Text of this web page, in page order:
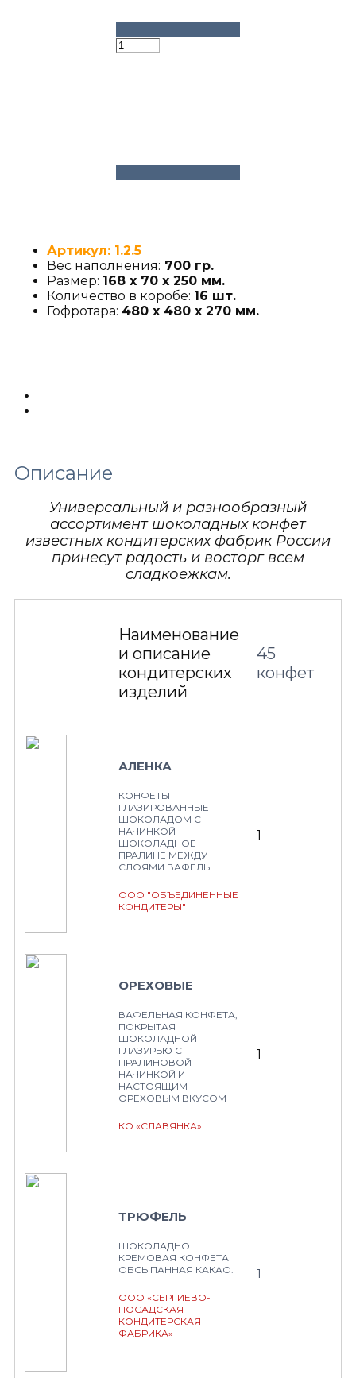
Артикул: 1.2.5
Вес наполнения: 700 гр.
Размер: 168 х 70 х 250 мм.
Количество в коробе: 16 шт.
Гофротара: 480 х 480 х 270 мм.
Описание
Универсальный и разнообразный
ассортимент шоколадных конфет
известных кондитерских фабрик России
принесут радость и восторг всем
сладкоежкам.
Наименование
и описание
кондитерских
изделий
45
конфет
АЛЕНКА
КОНФЕТЫ
ГЛАЗИРОВАННЫЕ
ШОКОЛАДОМ С
НАЧИНКОЙ
ШОКОЛАДНОЕ
ПРАЛИНЕ МЕЖДУ
СЛОЯМИ ВАФЕЛЬ.
ООО "ОБЪЕДИНЕННЫЕ
КОНДИТЕРЫ"
1
ОРЕХОВЫЕ
ВАФЕЛЬНАЯ КОНФЕТА,
ПОКРЫТАЯ
ШОКОЛАДНОЙ
ГЛАЗУРЬЮ С
ПРАЛИНОВОЙ
НАЧИНКОЙ И
НАСТОЯЩИМ
ОРЕХОВЫМ ВКУСОМ
КО «СЛАВЯНКА»
1
ТРЮФЕЛЬ
ШОКОЛАДНО
КРЕМОВАЯ КОНФЕТА
ОБСЫПАННАЯ КАКАО.
ООО «СЕРГИЕВО-
ПОСАДСКАЯ
КОНДИТЕРСКАЯ
ФАБРИКА»
1